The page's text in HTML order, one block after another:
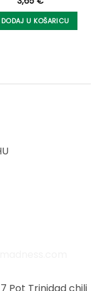
DODAJ U KOŠARICU
Pot Trinidad chili